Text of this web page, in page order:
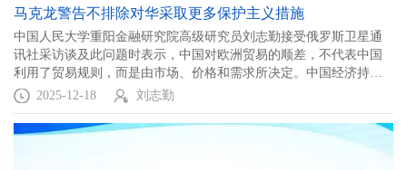
马克龙警告不排除对华采取更多保护主义措施
中国人民大学重阳金融研究院高级研究员刘志勤接受俄罗斯卫星通
讯社采访谈及此问题时表示，中国对欧洲贸易的顺差，不代表中国
利用了贸易规则，而是由市场、价格和需求所决定。中国经济持续
向好，欧洲经济也将发展得更好，这是互利共赢的合作。
2025-12-18 刘志勤